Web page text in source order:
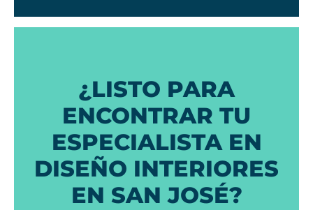
¿LISTO PARA
ENCONTRAR TU
ESPECIALISTA EN
DISEÑO INTERIORES
EN SAN JOSÉ?